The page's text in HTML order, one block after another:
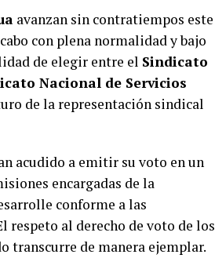
avanzan sin contratiempos este
con plena normalidad y bajo
de elegir entre el Sindicato
Nacional de Servicios
de la representación sindical
acudido a emitir su voto en un
encargadas de la
conforme a las
respeto al derecho de voto de los
transcurre de manera ejemplar.